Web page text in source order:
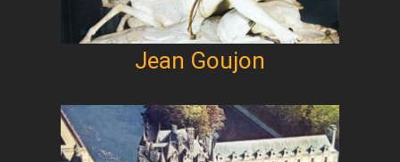
Jean Goujon